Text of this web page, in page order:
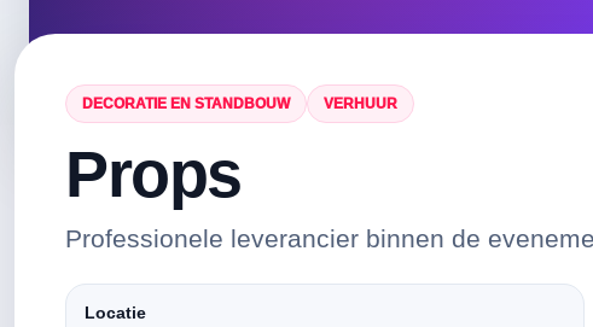
DECORATIE EN STANDBOUW VERHUUR
Props
Professionele leverancier binnen de
Locatie